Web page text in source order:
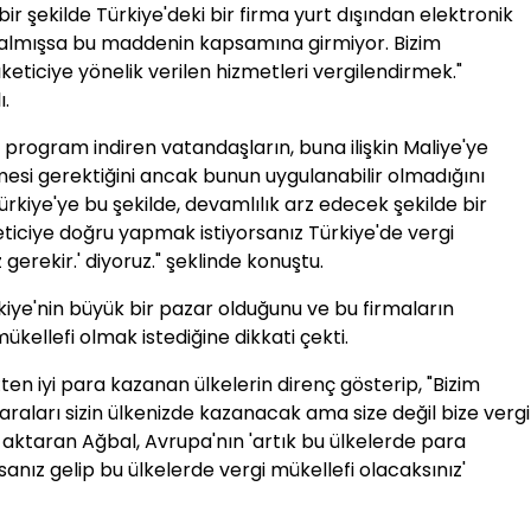
şekilde Türkiye'deki bir firma yurt dışından elektronik
bu maddenin kapsamına girmiyor. Bizim
yönelik verilen hizmetleri vergilendirmek."
indiren vatandaşların, buna ilişkin Maliye'ye
gerektiğini ancak bunun uygulanabilir olmadığını
bu şekilde, devamlılık arz edecek şekilde bir
doğru yapmak istiyorsanız Türkiye'de vergi
diyoruz." şeklinde konuştu.
büyük bir pazar olduğunu ve bu firmaların
olmak istediğine dikkati çekti.
iyi para kazanan ülkelerin direnç gösterip, "Bizim
sizin ülkenizde kazanacak ama size değil bize vergi
Ağbal, Avrupa'nın 'artık bu ülkelerde para
gelip bu ülkelerde vergi mükellefi olacaksınız'